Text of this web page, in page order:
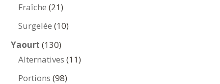
produits
Fraîche 2121
produits
Surgelée 1010
Yaourt 130130
produits
Alternatives 1111
Portions 9898